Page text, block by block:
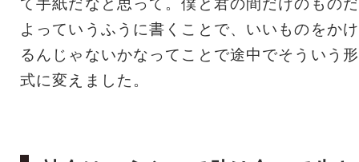
て手紙だなと思って。僕と君の間だけのものだ
よっていうふうに書くことで、いいものをかけ
るんじゃないかなってことで途中でそういう形
式に変えました。